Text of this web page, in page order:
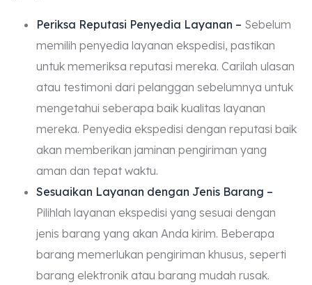
Periksa Reputasi Penyedia Layanan – Sebelum
memilih penyedia layanan ekspedisi, pastikan
untuk memeriksa reputasi mereka. Carilah ulasan
atau testimoni dari pelanggan sebelumnya untuk
mengetahui seberapa baik kualitas layanan
mereka. Penyedia ekspedisi dengan reputasi baik
akan memberikan jaminan pengiriman yang
aman dan tepat waktu.
Sesuaikan Layanan dengan Jenis Barang –
Pilihlah layanan ekspedisi yang sesuai dengan
jenis barang yang akan Anda kirim. Beberapa
barang memerlukan pengiriman khusus, seperti
barang elektronik atau barang mudah rusak.